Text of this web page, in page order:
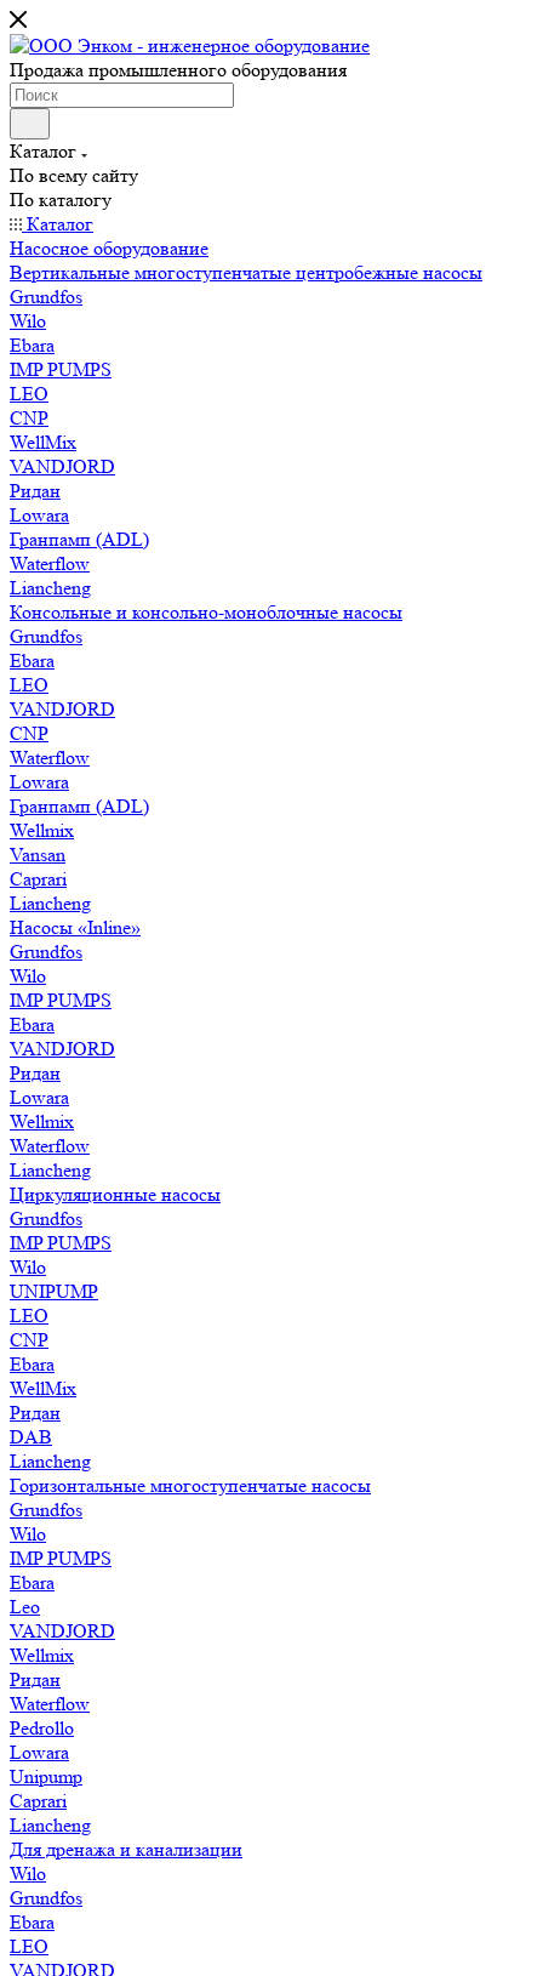
Продажа промышленного оборудования
Каталог
По всему сайту
По каталогу
Каталог
Насосное оборудование
Вертикальные многоступенчатые центробежные насосы
Grundfos
Wilo
Ebara
IMP PUMPS
LEO
CNP
WellMix
VANDJORD
Ридан
Lowara
Гранпамп (ADL)
Waterflow
Liancheng
Консольные и консольно-моноблочные насосы
Grundfos
Ebara
LEO
VANDJORD
CNP
Waterflow
Lowara
Гранпамп (ADL)
Wellmix
Vansan
Caprari
Liancheng
Насосы «Inline»
Grundfos
Wilo
IMP PUMPS
Ebara
VANDJORD
Ридан
Lowara
Wellmix
Waterflow
Liancheng
Циркуляционные насосы
Grundfos
IMP PUMPS
Wilo
UNIPUMP
LEO
CNP
Ebara
WellMix
Ридан
DAB
Liancheng
Горизонтальные многоступенчатые насосы
Grundfos
Wilo
IMP PUMPS
Ebara
Leo
VANDJORD
Wellmix
Ридан
Waterflow
Pedrollo
Lowara
Unipump
Caprari
Liancheng
Для дренажа и канализации
Wilo
Grundfos
Ebara
LEO
VANDJORD